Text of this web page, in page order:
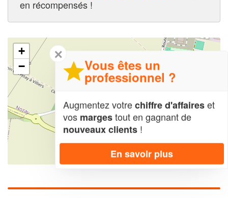
en récompensés !
+
−
OpenStreetMap contributors,
✕
Vous êtes un
professionnel ?
Augmentez votrechiffre d'affaireset
vos margestout en gagnant de
nouveaux clients !
En savoir plus